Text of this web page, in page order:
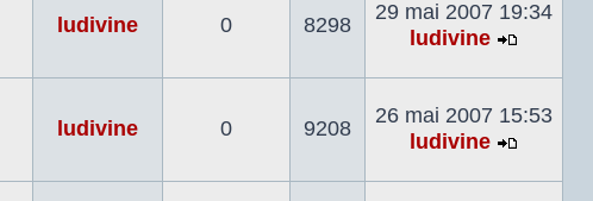
ludivine 0 8298
29 mai 2007 19:34
ludivine
le
dernier
ludivine 0 9208
26 mai 2007 15:53
ludivine
le